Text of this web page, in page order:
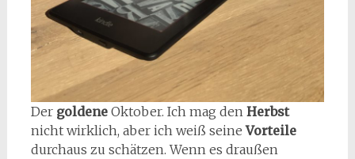
Der goldeneOktober. Ich mag den Herbst
nicht wirklich, aber ich weiß seineVorteile
durchaus zu schätzen. Wenn es draußen